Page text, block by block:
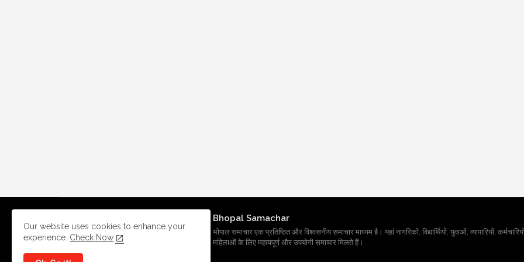
Bhopal Samachar
भोपाल समाचार एक प्रतिष्ठित और विश्वसनीय समाचार माध्यम है। यहां नागरिकों, विद्यार्थियों, युवाओं, व्यापारियों,
महिलाओं के लिए महत्वपूर्ण और उपयोगी समाचार मिलते हैं।
Our website uses cookies to enhance your
experience. Check Now